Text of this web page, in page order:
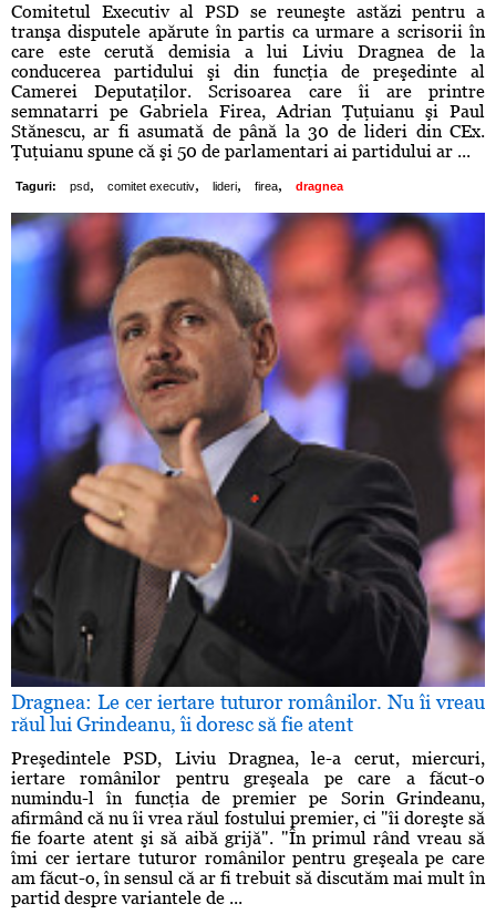
Comitetul Executiv al PSD se reuneşte astăzi pentru a
tranşa disputele apărute în partis ca urmare a scrisorii în
care este cerută demisia a lui Liviu Dragnea de la
conducerea partidului şi din funcţia de preşedinte al
Camerei Deputaţilor. Scrisoarea care îi are printre
semnatarri pe Gabriela Firea, Adrian Ţuţuianu şi Paul
Stănescu, ar fi asumată de până la 30 de lideri din CEx.
Ţuţuianu spune că şi 50 de parlamentari ai partidului ar ...
Taguri: psd, comitet executiv, lideri, firea, dragnea
Dragnea: Le cer iertare tuturor românilor. Nu îi vreau
răul lui Grindeanu, îi doresc să fie atent
Preşedintele PSD, Liviu Dragnea, le-a cerut, miercuri,
iertare românilor pentru greşeala pe care a făcut-o
numindu-l în funcţia de premier pe Sorin Grindeanu,
afirmând că nu îi vrea răul fostului premier, ci "îi doreşte să
fie foarte atent şi să aibă grijă". "În primul rând vreau să
îmi cer iertare tuturor românilor pentru greşeala pe care
am făcut-o, în sensul că ar fi trebuit să discutăm mai mult în
partid despre variantele de ...